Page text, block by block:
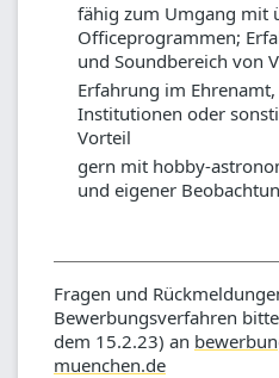
fähig zum Umgang mit
Officeprogrammen;
und Soundbereich von
Erfahrung im
Institutionen oder
Vorteil
gern mit hobby-
und eigener
Fragen und
Bewerbungsverfahren
dem 15.2.23) an
muenchen.de